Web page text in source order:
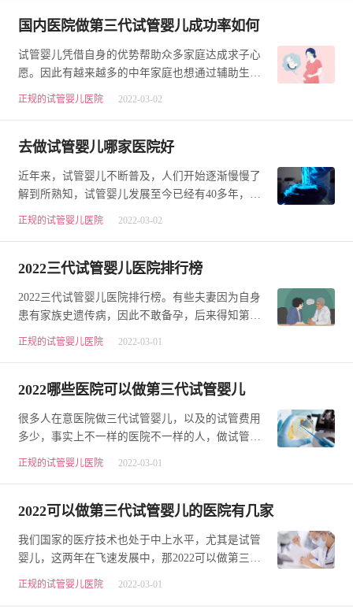
国内医院做第三代试管婴儿成功率如何
试管婴儿凭借自身的优势帮助众多家庭达成求子心
愿。因此有越来越多的中年家庭也想通过辅助生育
技术实现生二胎的心愿，或是高龄家庭为了挽救风
正规的试管婴儿医院 2022-03-02
去做试管婴儿哪家医院好
近年来，试管婴儿不断普及，人们开始逐渐慢慢了
解到所熟知，试管婴儿发展至今已经有40多年，成
功帮助了成千上万家庭实现了助孕梦想。那对于试
正规的试管婴儿医院 2022-03-02
2022三代试管婴儿医院排行榜
2022三代试管婴儿医院排行榜。有些夫妻因为自身
患有家族史遗传病，因此不敢备孕，后来得知第三
代试管婴儿技术可阻隔遗传疾病的传递，这无疑给
正规的试管婴儿医院 2022-03-01
2022哪些医院可以做第三代试管婴儿
很多人在意医院做三代试管婴儿，以及的试管费用
多少，事实上不一样的医院不一样的人，做试管的
费用全部都是有所不同的，并且在能做试管婴儿的
正规的试管婴儿医院 2022-03-01
2022可以做第三代试管婴儿的医院有几家
我们国家的医疗技术也处于中上水平，尤其是试管
婴儿，这两年在飞速发展中，那2022可以做第三代
试管婴儿的医院有几家?我们国家整体平均妊娠率达
正规的试管婴儿医院 2022-03-01